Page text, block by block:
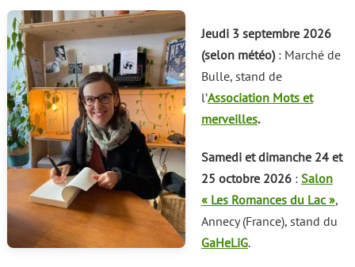
Jeudi 3 septembre 2026
(selon météo): Marché de
Bulle, stand de
l’Association Mots et
merveilles.
Samedi et dimanche 24 et
25 octobre 2026: Salon
« Les Romances du Lac »,
Annecy (France), stand du
GaHeLiG.